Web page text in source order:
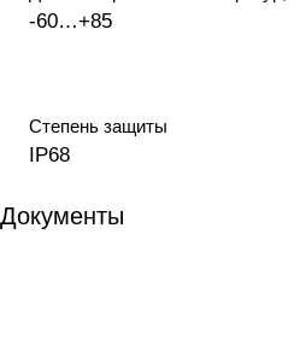
-60…+85
Степень защиты
IP68
Документы